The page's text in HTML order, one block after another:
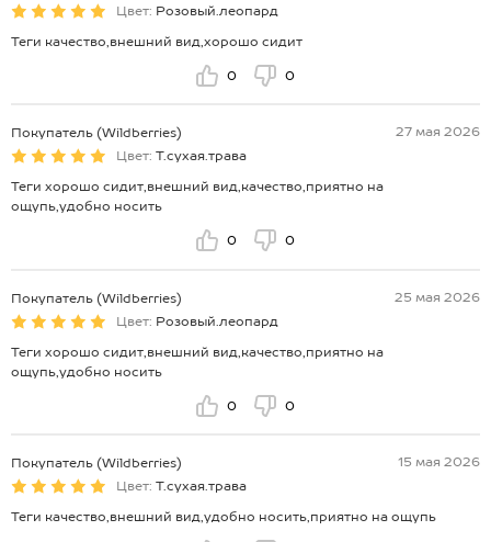
Цвет: Розовый.леопард
Теги качество,внешний вид,хорошо сидит
0 0
Покупатель (Wildberries)
27 мая 2026
Цвет: Т.сухая.трава
Теги хорошо сидит,внешний вид,качество,приятно на
ощупь,удобно носить
0 0
Покупатель (Wildberries)
25 мая 2026
Цвет: Розовый.леопард
Теги хорошо сидит,внешний вид,качество,приятно на
ощупь,удобно носить
0 0
Покупатель (Wildberries)
15 мая 2026
Цвет: Т.сухая.трава
Теги качество,внешний вид,удобно носить,приятно на ощупь